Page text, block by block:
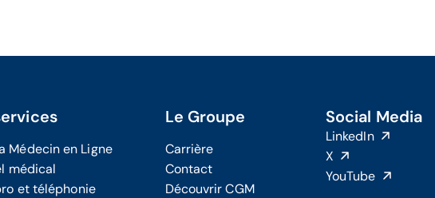
Médecin en Ligne
médical
et téléphonie
Le Groupe
Carrière
Contact
Découvrir CGM
Social Media
LinkedIn
X
YouTube